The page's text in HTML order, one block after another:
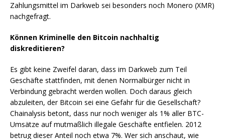
Zahlungsmittel im Darkweb sei besonders noch Monero (XMR)
nachgefragt.
Können Kriminelle den Bitcoin nachhaltig
diskreditieren?
Es gibt keine Zweifel daran, dass im Darkweb zum Teil
Geschäfte stattfinden, mit denen Normalbürger nicht in
Verbindung gebracht werden wollen. Doch daraus gleich
abzuleiten, der Bitcoin sei eine Gefahr für die Gesellschaft?
Chainalysis betont, dass nur noch weniger als 1% aller BTC-
Umsätze auf mutmaßlich illegale Geschäfte entfielen. 2012
betrug dieser Anteil noch etwa 7%. Wer sich anschaut, wie